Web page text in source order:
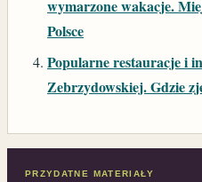
wymarzone wakacje.
Polsce
Popularne restauracje i
Zebrzydowskiej. Gdzie
PRZYDATNE MATERIAŁY